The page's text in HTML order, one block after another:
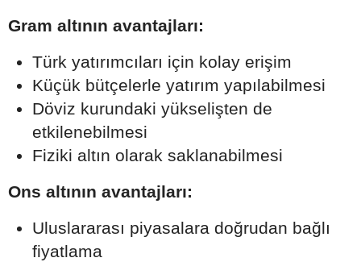
Gram altının avantajları:
Türk yatırımcıları için kolay erişim
Küçük bütçelerle yatırım yapılabilmesi
Döviz kurundaki yükselişten de
etkilenebilmesi
Fiziki altın olarak saklanabilmesi
Ons altının avantajları:
Uluslararası piyasalara doğrudan bağlı
fiyatlama